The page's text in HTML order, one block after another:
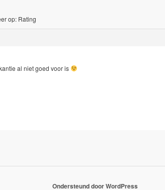
op: Rating
al niet goed voor is
Ondersteund door WordPress